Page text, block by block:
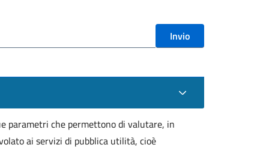
Invio
parametri che permettono di valutare, in
ai servizi di pubblica utilità, cioè